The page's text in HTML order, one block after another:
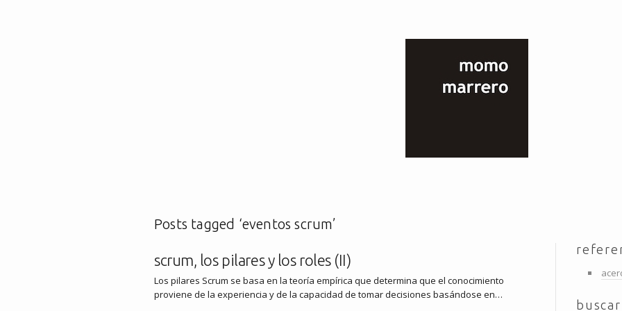
Posts tagged ‘eventos scrum’
scrum, los pilares y los roles (II)
Los pilares Scrum se basa en la teoría empírica que determina que el conocimiento
proviene de la experiencia y de la capacidad de tomar decisiones basándose en…
buscar